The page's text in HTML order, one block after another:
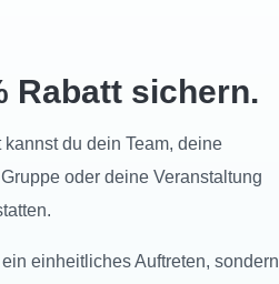
Rabatt sichern.
du dein Team, deine
oder deine Veranstaltung
einheitliches Auftreten, sondern